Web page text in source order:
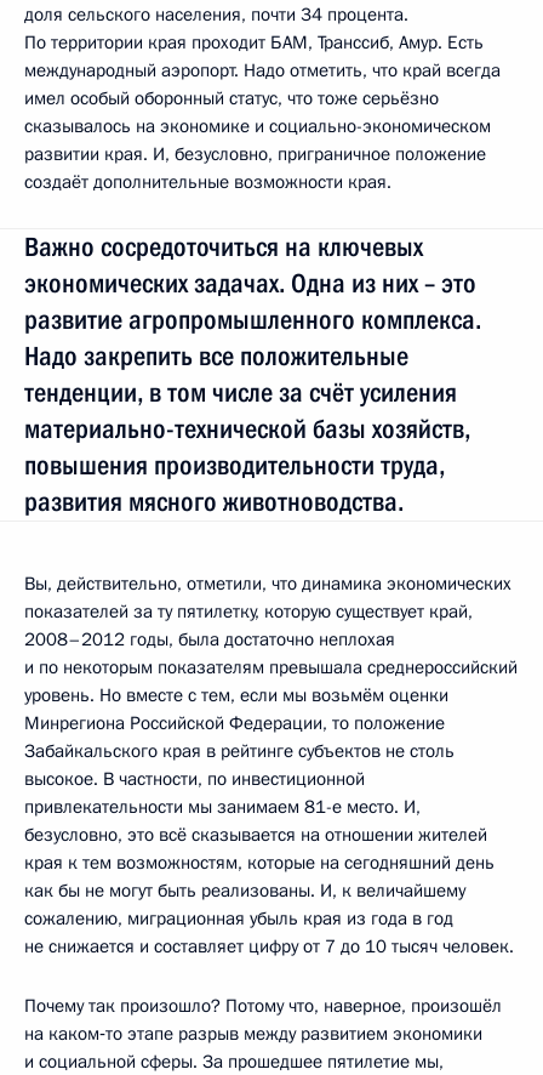
доля сельского населения, почти 34 процента.
По территории края проходит БАМ, Транссиб, Амур. Есть
международный аэропорт. Надо отметить, что край всегда
имел особый оборонный статус, что тоже серьёзно
сказывалось на экономике и социально-экономическом
развитии края. И, безусловно, приграничное положение
создаёт дополнительные возможности края.
Важно сосредоточиться на ключевых
экономических задачах. Одна из них – это
развитие агропромышленного комплекса.
Надо закрепить все положительные
тенденции, в том числе за счёт усиления
материально-технической базы хозяйств,
повышения производительности труда,
развития мясного животноводства.
Вы, действительно, отметили, что динамика экономических
показателей за ту пятилетку, которую существует край,
2008–2012 годы, была достаточно неплохая
и по некоторым показателям превышала среднероссийский
уровень. Но вместе с тем, если мы возьмём оценки
Минрегиона Российской Федерации, то положение
Забайкальского края в рейтинге субъектов не столь
высокое. В частности, по инвестиционной
привлекательности мы занимаем 81-е место. И,
безусловно, это всё сказывается на отношении жителей
края к тем возможностям, которые на сегодняшний день
как бы не могут быть реализованы. И, к величайшему
сожалению, миграционная убыль края из года в год
не снижается и составляет цифру от 7 до 10 тысяч человек.
Почему так произошло? Потому что, наверное, произошёл
на каком‑то этапе разрыв между развитием экономики
и социальной сферы. За прошедшее пятилетие мы,